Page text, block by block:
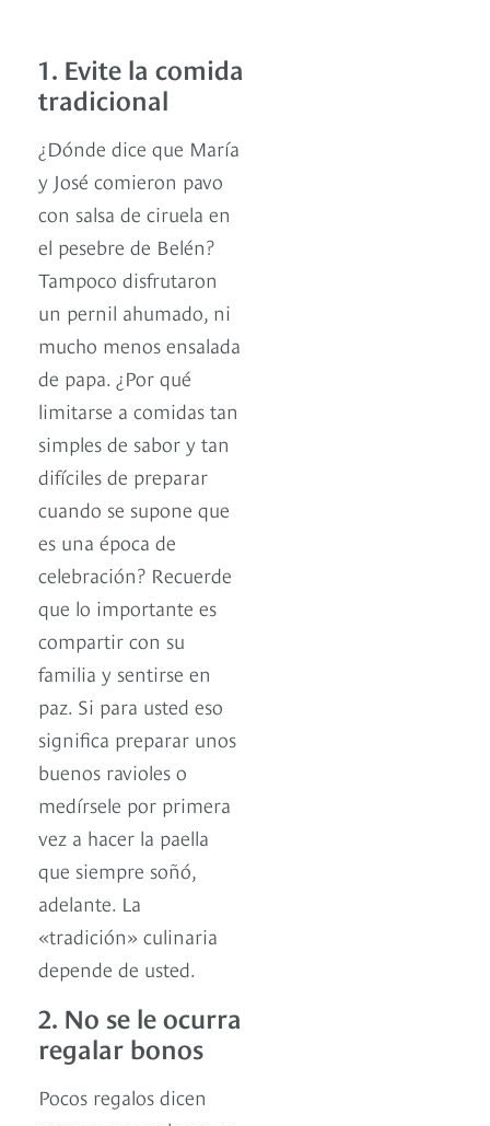
1. Evite la comida
tradicional
¿Dónde dice que María
y José comieron pavo
con salsa de ciruela en
el pesebre de Belén?
Tampoco disfrutaron
un pernil ahumado, ni
mucho menos ensalada
de papa. ¿Por qué
limitarse a comidas tan
simples de sabor y tan
difíciles de preparar
cuando se supone que
es una época de
celebración? Recuerde
que lo importante es
compartir con su
familia y sentirse en
paz. Si para usted eso
significa preparar unos
buenos ravioles o
medírsele por primera
vez a hacer la paella
que siempre soñó,
adelante. La
«tradición» culinaria
depende de usted.
2. No se le ocurra
regalar bonos
Pocos regalos dicen